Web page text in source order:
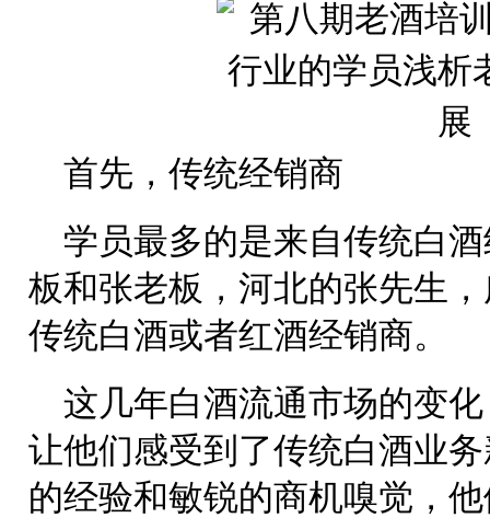
首先，传统经销商
学员最多的是来自传统白
板和张老板，河北的张先生
传统白酒或者红酒经销商。
这几年白酒流通市场的变
让他们感受到了传统白酒业
的经验和敏锐的商机嗅觉，